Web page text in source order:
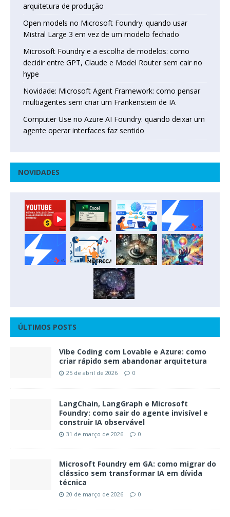
arquitetura de produção
Open models no Microsoft Foundry: quando usar
Mistral Large 3 em vez de um modelo fechado
Microsoft Foundry e a escolha de modelos: como
decidir entre GPT, Claude e Model Router sem cair no
hype
Novidade: Microsoft Agent Framework: como pensar
multiagentes sem criar um Frankenstein de IA
Computer Use no Azure AI Foundry: quando deixar um
agente operar interfaces faz sentido
NOVIDADES
ÚLTIMOS POSTS
Vibe Coding com Lovable e Azure: como
criar rápido sem abandonar arquitetura
25 de abril de 2026 0
LangChain, LangGraph e Microsoft
Foundry: como sair do agente invisível e
construir IA observável
31 de março de 2026 0
Microsoft Foundry em GA: como migrar do
clássico sem transformar IA em dívida
técnica
20 de março de 2026 0